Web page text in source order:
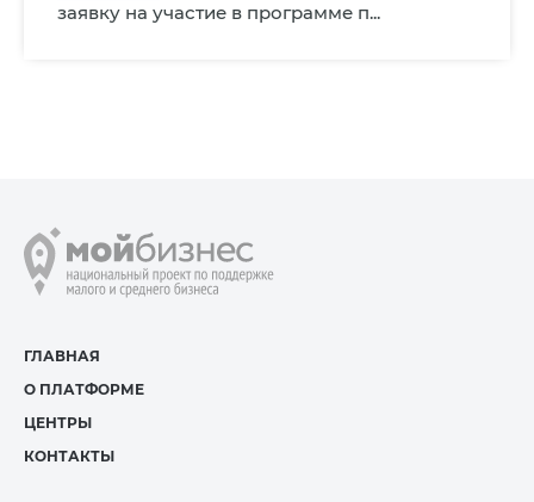
заявку на участие в программе п...
ГЛАВНАЯ
О ПЛАТФОРМЕ
ЦЕНТРЫ
КОНТАКТЫ